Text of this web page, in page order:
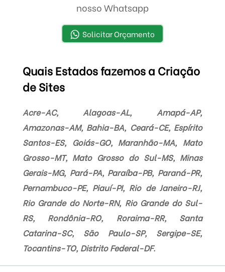
nosso Whatsapp
Solicitar Orçamento
Quais Estados fazemos a Criação
de Sites
Acre-AC, Alagoas-AL, Amapá-AP,
Amazonas-AM, Bahia-BA, Ceará-CE, Espírito
Santos-ES, Goiás-GO, Maranhão-MA, Mato
Grosso-MT, Mato Grosso do Sul-MS, Minas
Gerais-MG, Pará-PA, Paraíba-PB, Paraná-PR,
Pernambuco-PE, Piauí-PI, Rio de Janeiro-RJ,
Rio Grande do Norte-RN, Rio Grande do Sul-
RS, Rondônia-RO, Roraima-RR, Santa
Catarina-SC, São Paulo-SP, Sergipe-SE,
Tocantins-TO, Distrito Federal-DF.